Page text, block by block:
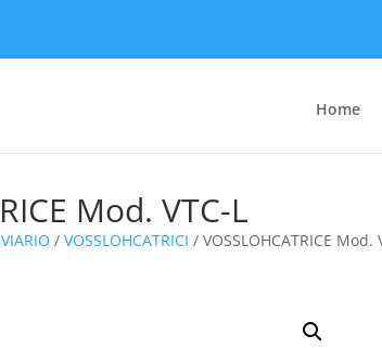
Home
Mod. VTC-L
/ VOSSLOHCATRICI / VOSSLOHCATRICE Mod.